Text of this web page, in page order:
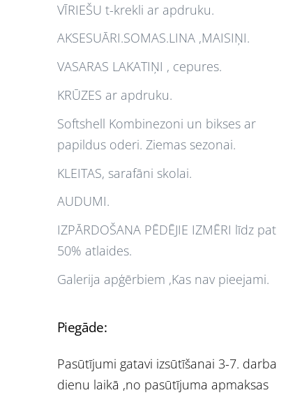
VĪRIEŠU t-krekli ar apdruku.
AKSESUĀRI.SOMAS.LINA ,MAISIŅI.
VASARAS LAKATIŅI , cepures.
KRŪZES ar apdruku.
Softshell Kombinezoni un bikses ar
papildus oderi. Ziemas sezonai.
KLEITAS, sarafāni skolai.
AUDUMI.
IZPĀRDOŠANA PĒDĒJIE IZMĒRI līdz pat
50% atlaides.
Galerija apģērbiem ,Kas nav pieejami.
Piegāde:
Pasūtījumi gatavi izsūtīšanai 3-7. darba
dienu laikā ,no pasūtījuma apmaksas